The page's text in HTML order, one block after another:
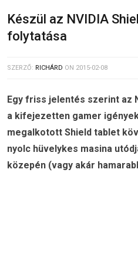
Készül az NVIDIA
folytatása
SZERZŐ: RICHÁRD ON 2015-02-08
Egy friss jelentés szerint az
a kifejezetten gamer
megalkotott Shield tablet
nyolc hüvelykes masina
közepén (vagy akár